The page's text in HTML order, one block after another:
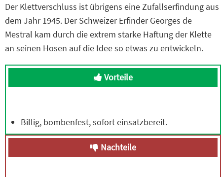
Der Klettverschluss ist übrigens eine Zufallserfindung aus
dem Jahr 1945. Der Schweizer Erfinder Georges de
Mestral kam durch die extrem starke Haftung der Klette
an seinen Hosen auf die Idee so etwas zu entwickeln.
Vorteile
Billig, bombenfest, sofort einsatzbereit.
Nachteile